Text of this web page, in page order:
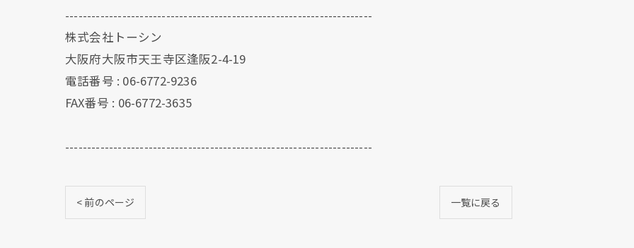
----------------------------------------------------------------------
株式会社トーシン
大阪府大阪市天王寺区逢阪2-4-19
電話番号 : 06-6772-9236
FAX番号 : 06-6772-3635
----------------------------------------------------------------------
< 前のページ 一覧に戻る